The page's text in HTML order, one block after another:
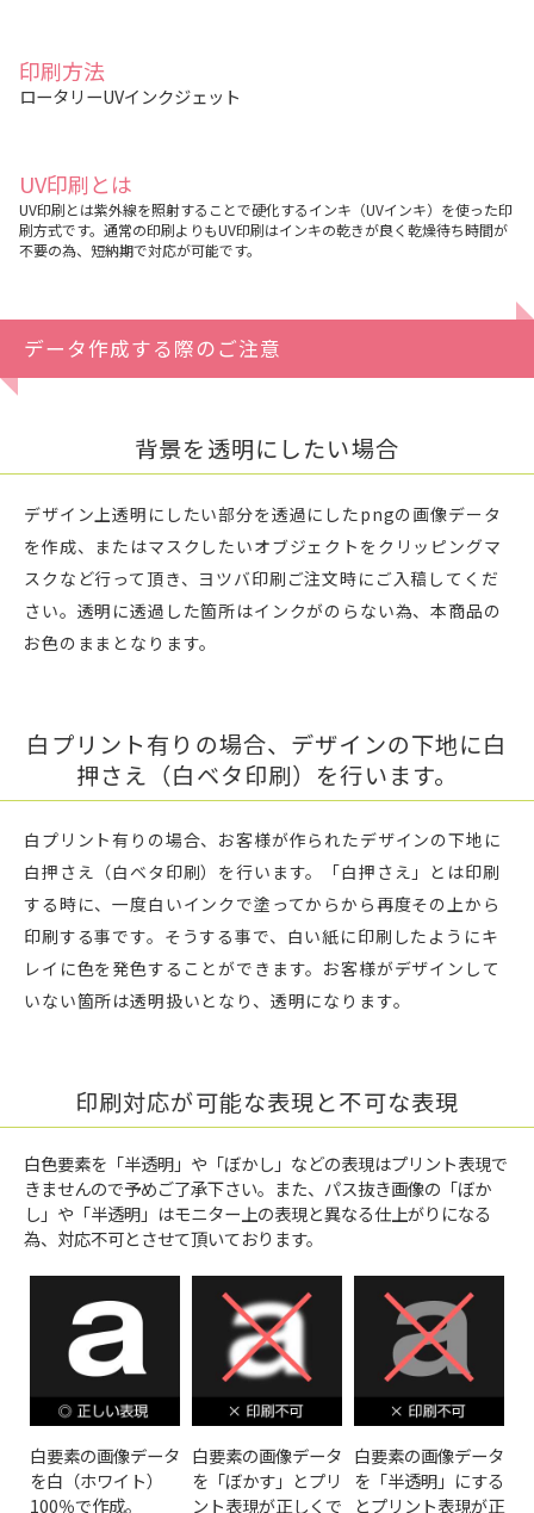
印刷方法
ロータリーUVインクジェット
UV印刷とは
UV印刷とは紫外線を照射することで硬化するインキ（UVインキ）を使った印
刷方式です。通常の印刷よりもUV印刷はインキの乾きが良く乾燥待ち時間が
不要の為、短納期で対応が可能です。
データ作成する際のご注意
背景を透明にしたい場合
デザイン上透明にしたい部分を透過にしたpngの画像データ
を作成、またはマスクしたいオブジェクトをクリッピングマ
スクなど行って頂き、ヨツバ印刷ご注文時にご入稿してくだ
さい。透明に透過した箇所はインクがのらない為、本商品の
お色のままとなります。
白プリント有りの場合、デザインの下地に白
押さえ（白ベタ印刷）を行います。
白プリント有りの場合、お客様が作られたデザインの下地に
白押さえ（白ベタ印刷）を行います。「白押さえ」とは印刷
する時に、一度白いインクで塗ってからから再度その上から
印刷する事です。そうする事で、白い紙に印刷したようにキ
レイに色を発色することができます。お客様がデザインして
いない箇所は透明扱いとなり、透明になります。
印刷対応が可能な表現と不可な表現
白色要素を「半透明」や「ぼかし」などの表現はプリント表現で
きませんので予めご了承下さい。また、パス抜き画像の「ぼか
し」や「半透明」はモニター上の表現と異なる仕上がりになる
為、対応不可とさせて頂いております。
白要素の画像データ
を白（ホワイト）
100％で作成。
白要素の画像データ
を「ぼかす」とプリ
ント表現が正しくで
白要素の画像データ
を「半透明」にする
とプリント表現が正